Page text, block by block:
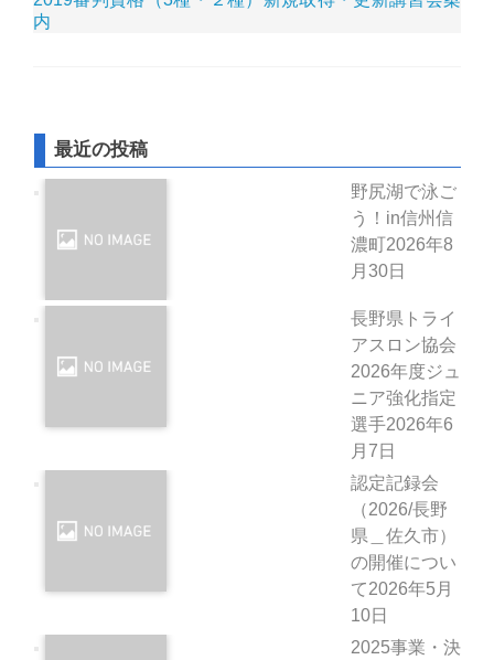
内
最近の投稿
野尻湖で泳ご
う！in信州信
濃町 2026年8
月30日
長野県トライ
アスロン協会
2026年度ジュ
ニア強化指定
選手2026年6
月7日
認定記録会
（2026/長野
県＿佐久市）
の開催につい
て2026年5月
10日
2025事業・決